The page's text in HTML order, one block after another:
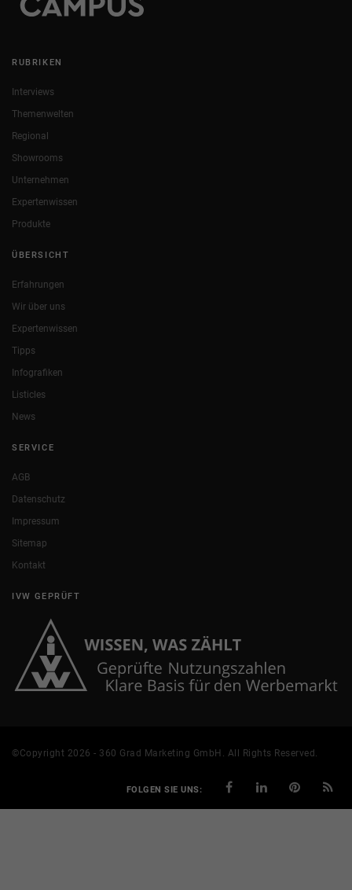
RUBRIKEN
Interviews
Themenwelten
Regional
Showrooms
Unternehmen
Expertenwissen
Produkte
ÜBERSICHT
Erfahrungen
Wir über uns
Expertenwissen
Tipps
Infografiken
Listicles
News
SERVICE
AGB
Datenschutz
Impressum
Sitemap
Kontakt
IVW GEPRÜFT
©Copyright 2026 - 360 Grad Marketing GmbH. All Rights Reserved.
FOLGEN SIE UNS: